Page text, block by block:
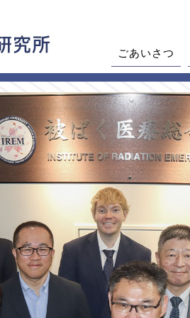
ごあいさつ